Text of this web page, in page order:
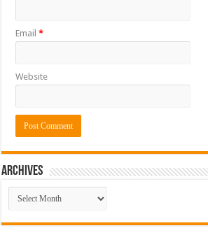
Email*
Website
ARCHIVES
ARCHIVES